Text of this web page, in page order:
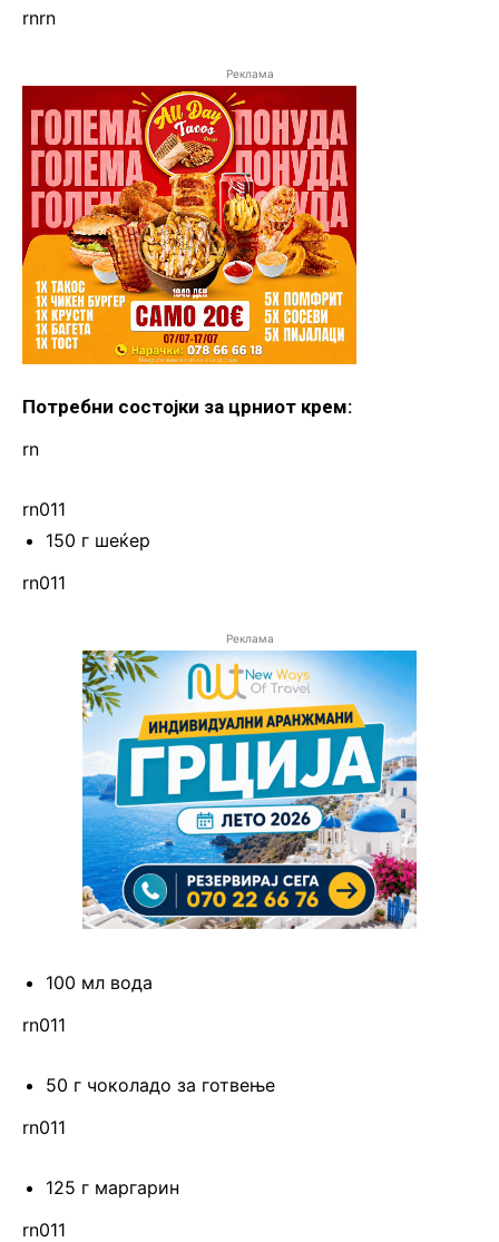
rnrn
Реклама
Потребни состојки за црниот крем:
rn
rn011
150 г шеќер
rn011
Реклама
100 мл вода
rn011
50 г чоколадо за готвење
rn011
125 г маргарин
rn011